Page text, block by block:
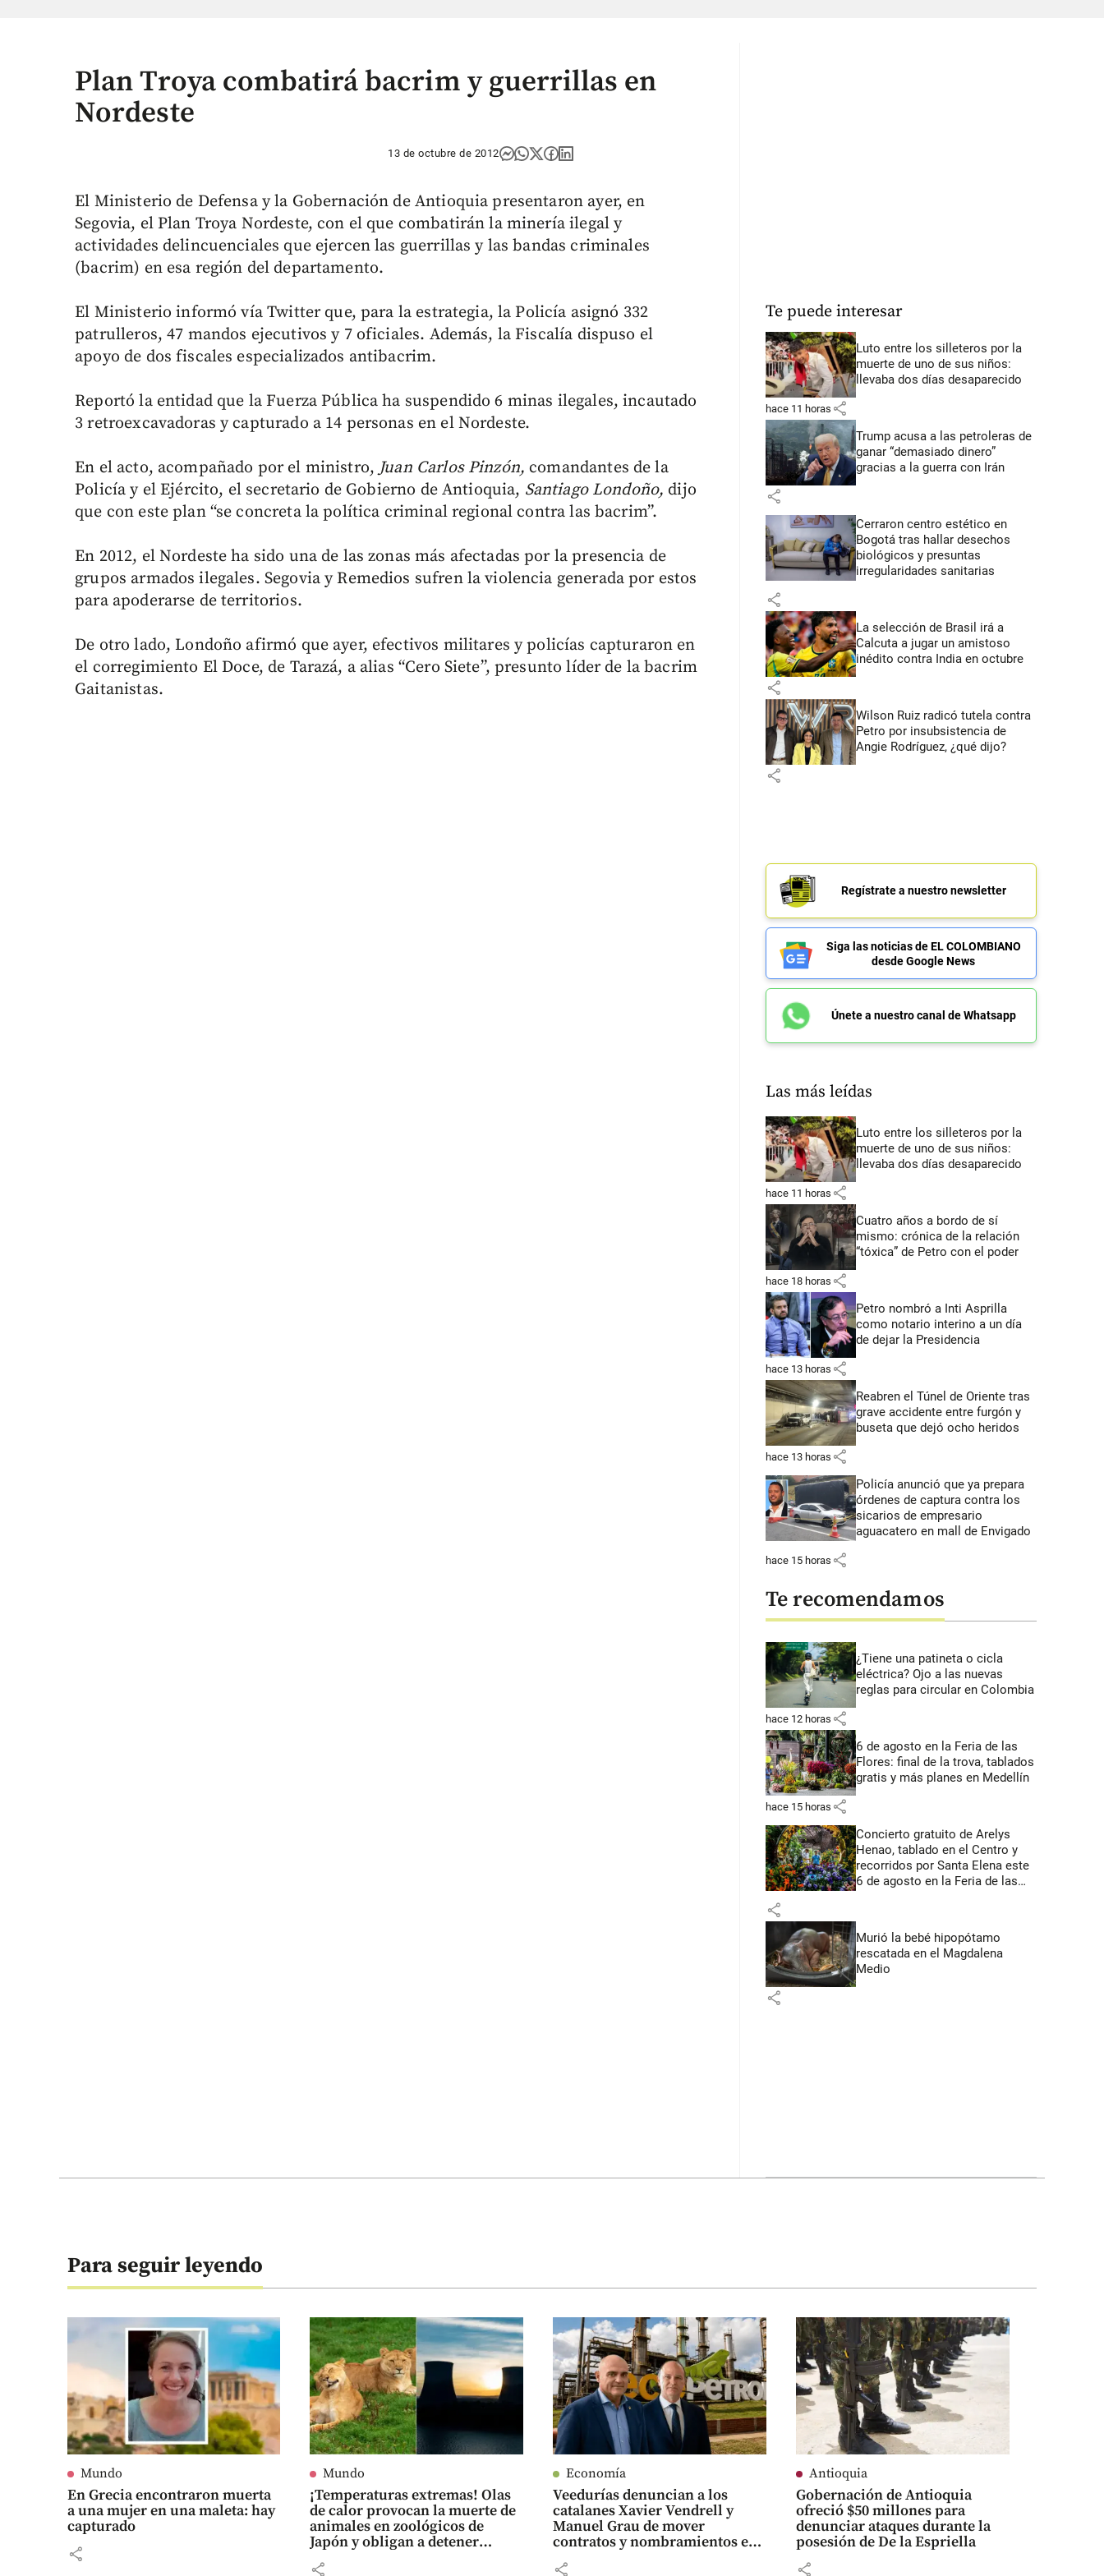
Plan Troya combatirá bacrim y guerrillas en
Nordeste
13 de octubre de 2012
El Ministerio de Defensa y la Gobernación de Antioquia presentaron ayer, en
Segovia, el Plan Troya Nordeste, con el que combatirán la minería ilegal y
actividades delincuenciales que ejercen las guerrillas y las bandas criminales
(bacrim) en esa región del departamento.
El Ministerio informó vía Twitter que, para la estrategia, la Policía asignó 332
patrulleros, 47 mandos ejecutivos y 7 oficiales. Además, la Fiscalía dispuso el
apoyo de dos fiscales especializados antibacrim.
Reportó la entidad que la Fuerza Pública ha suspendido 6 minas ilegales, incautado
3 retroexcavadoras y capturado a 14 personas en el Nordeste.
En el acto, acompañado por el ministro,Juan Carlos Pinzón,comandantes de la
Policía y el Ejército, el secretario de Gobierno de Antioquia, Santiago Londoño, dijo
que con este plan “se concreta la política criminal regional contra las bacrim”.
En 2012, el Nordeste ha sido una de las zonas más afectadas por la presencia de
grupos armados ilegales. Segovia y Remedios sufren la violencia generada por estos
para apoderarse de territorios.
De otro lado, Londoño afirmó que ayer, efectivos militares y policías capturaron en
el corregimiento El Doce, de Tarazá, a alias “Cero Siete”, presunto líder de la bacrim
Gaitanistas.
Te puede interesar
Luto entre los silleteros por la
muerte de uno de sus niños:
llevaba dos días desaparecido
hace 11 horas share
Trump acusa a las petroleras de
ganar “demasiado dinero”
gracias a la guerra con Irán
share
Cerraron centro estético en
Bogotá tras hallar desechos
biológicos y presuntas
irregularidades sanitarias
share
La selección de Brasil irá a
Calcuta a jugar un amistoso
inédito contra India en octubre
share
Wilson Ruiz radicó tutela contra
Petro por insubsistencia de
Angie Rodríguez, ¿qué dijo?
share
Regístrate a nuestro newsletter
Siga las noticias de EL COLOMBIANO
desde Google News
Únete a nuestro canal de Whatsapp
Las más leídas
Luto entre los silleteros por la
muerte de uno de sus niños:
llevaba dos días desaparecido
hace 11 horas share
Cuatro años a bordo de sí
mismo: crónica de la relación
“tóxica” de Petro con el poder
hace 18 horas share
Petro nombró a Inti Asprilla
como notario interino a un día
de dejar la Presidencia
hace 13 horas share
Reabren el Túnel de Oriente tras
grave accidente entre furgón y
buseta que dejó ocho heridos
hace 13 horas share
Policía anunció que ya prepara
órdenes de captura contra los
sicarios de empresario
aguacatero en mall de Envigado
hace 15 horas share
Te recomendamos
¿Tiene una patineta o cicla
eléctrica? Ojo a las nuevas
reglas para circular en Colombia
hace 12 horas share
6 de agosto en la Feria de las
Flores: final de la trova, tablados
gratis y más planes en Medellín
hace 15 horas share
Concierto gratuito de Arelys
Henao, tablado en el Centro y
recorridos por Santa Elena este
6 de agosto en la Feria de las
share
Murió la bebé hipopótamo
rescatada en el Magdalena
Medio
share
Para seguir leyendo
Mundo
En Grecia encontraron muerta
a una mujer en una maleta: hay
capturado
share
Mundo
¡Temperaturas extremas! Olas
de calor provocan la muerte de
animales en zoológicos de
Japón y obligan a detener
reactores nucleares en Europa
share
Economía
Veedurías denuncian a los
catalanes Xavier Vendrell y
Manuel Grau de mover
contratos y nombramientos en
Ecopetrol
share
Antioquia
Gobernación de Antioquia
ofreció $50 millones para
denunciar ataques durante la
posesión de De la Espriella
share